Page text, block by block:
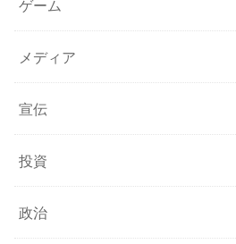
ゲーム
メディア
宣伝
投資
政治